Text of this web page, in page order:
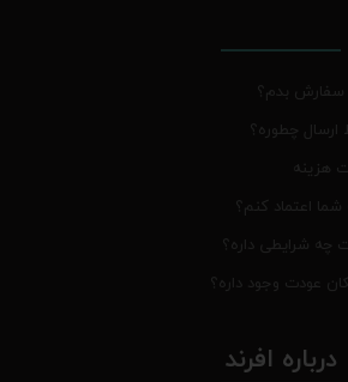
سفارش بدم؟
ارسال چطوره؟
هزینه
شما اعتماد کنم؟
چه شرایطی داره؟
عودت وجود داره؟
درباره افرند